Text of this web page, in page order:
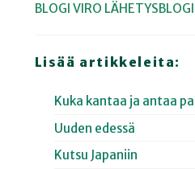
BLOGI VIRO
Lisää artikkeleita:
Kuka kantaa ja antaa
Uuden edessä
Kutsu Japaniin